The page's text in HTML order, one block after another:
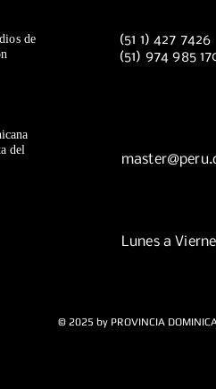
de
(51 1) 427 7426
(51) 974 985
del
Lunes a
© 2025 by PROVINCIA